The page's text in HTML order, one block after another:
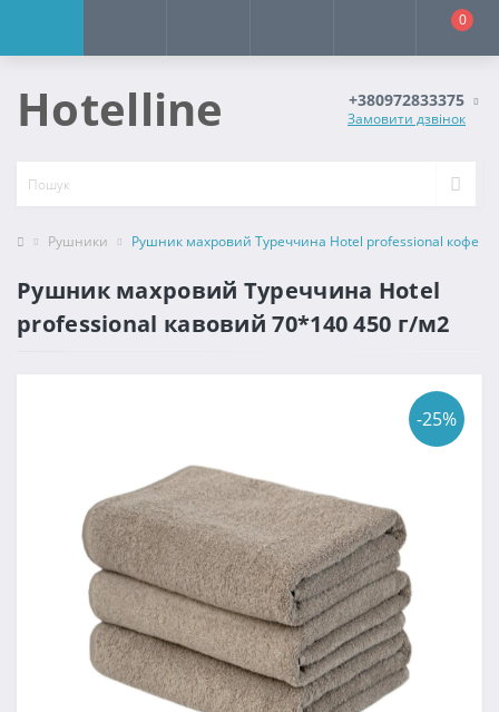
0
Hotelline +380972833375
Замовити дзвінок
Рушники Рушник махровий Туреччина Hotel professional кофе
Рушник махровий Туреччина Hotel
professional кавовий 70*140 450 г/м2
-25%